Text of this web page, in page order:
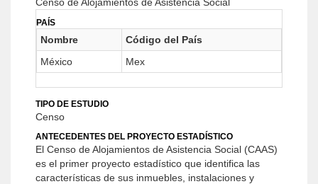
PAÍS
Nombre
Código del País
México
Mex
TIPO DE ESTUDIO
Censo
ANTECEDENTES DEL PROYECTO ESTADÍSTICO
El Censo de Alojamientos de Asistencia Social (CAAS)
es el primer proyecto estadístico que identifica las
características de sus inmuebles, instalaciones y